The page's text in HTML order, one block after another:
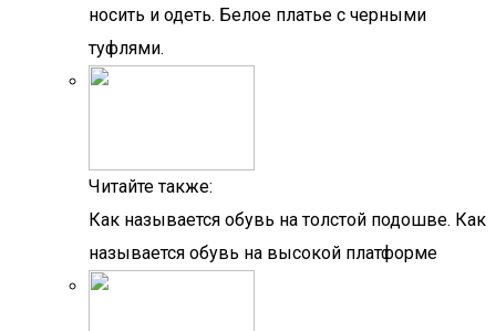
носить и одеть. Белое платье с черными
туфлями.
Читайте также:
Как называется обувь на толстой подошве. Как
называется обувь на высокой платформе